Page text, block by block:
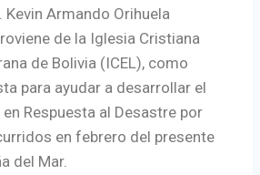
Kevin Armando Orihuela
de la Iglesia Cristiana
de Bolivia (ICEL), como
para ayudar a desarrollar el
Respuesta al Desastre por
en febrero del presente
del Mar.